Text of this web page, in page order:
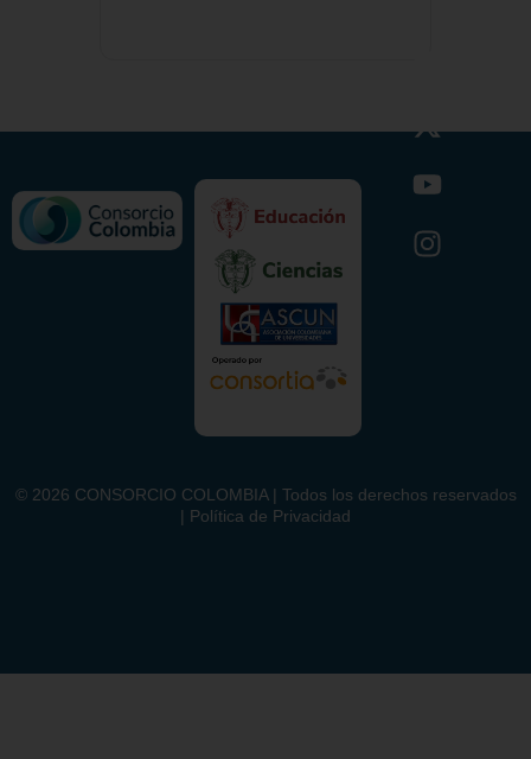
© 2026 CONSORCIO COLOMBIA | Todos los derechos reservados
| Política de Privacidad